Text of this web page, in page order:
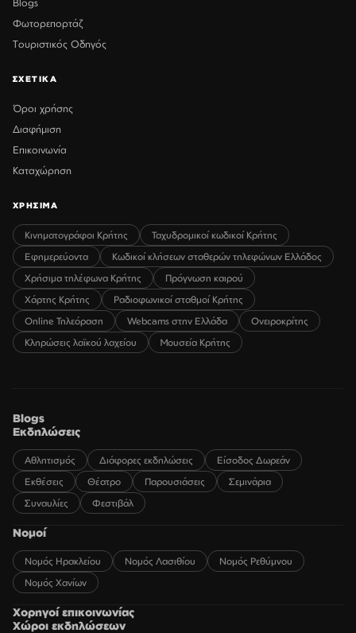
Φωτορεπορτάζ
Τουριστικός Οδηγός
ΣΧΕΤΙΚΑ
Όροι χρήσης
Διαφήμιση
Επικοινωνία
Καταχώρηση
ΧΡΗΣΙΜΑ
Κινηματογράφοι Κρήτης
Ταχυδρομικοί κωδικοί Κρήτης
Εφημερεύοντα
Κωδικοί κλήσεων σταθερών τηλεφώνων Ελλάδος
Χρήσιμα τηλέφωνα Κρήτης
Πρόγνωση καιρού
Χάρτης Κρήτης
Ραδιοφωνικοί σταθμοί Κρήτης
Online Τηλεόραση
Webcams στην Ελλάδα
Ονειροκρίτης
Κληρώσεις λαϊκού λαχείου
Μουσεία Κρήτης
Blogs
Εκδηλώσεις
Αθλητισμός Διάφορες εκδηλώσεις
Είσοδος Δωρεάν
Εκθέσεις
Θέατρο Παρουσιάσεις
Σεμινάρια
Συναυλίες
Φεστιβάλ
Νομοί
Νομός Ηρακλείου Νομός Λασιθίου
Νομός Ρεθύμνου
Νομός Χανίων
Χορηγοί επικοινωνίας
Χώροι εκδηλώσεων